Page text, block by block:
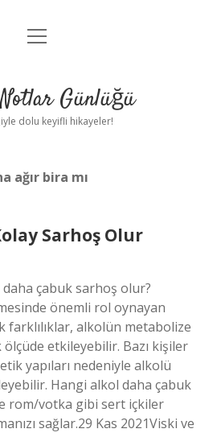
Anasayfa
Yasal Uyarı
menüyü
Günlüğü
dolu keyifli hikayeler!
ağır bira mı
Sarhoş Olur
çabuk sarhoş olur?
önemli rol oynayan
farklılıklar, alkolün metabolize
etkileyebilir. Bazı kişiler
yapıları nedeniyle alkolü
Hangi alkol daha çabuk
rom/votka gibi sert içkiler
sağlar.29 Kas 2021Viski ve